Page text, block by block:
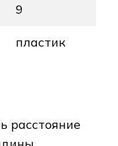
9
пластик
расстояние